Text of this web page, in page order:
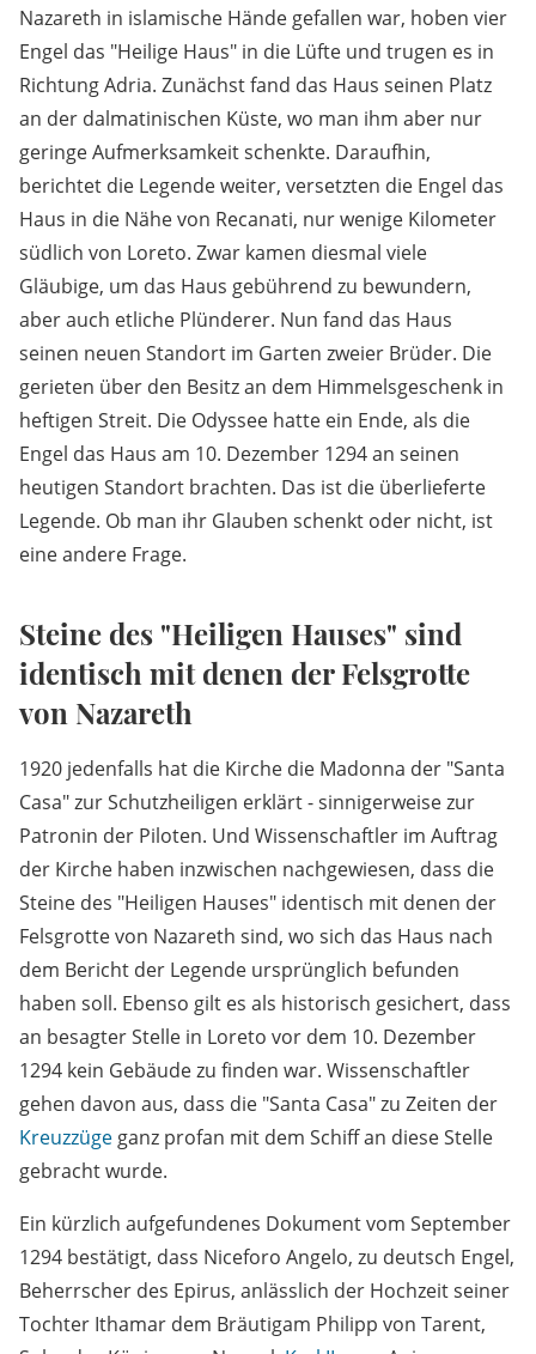
Nazareth in islamische Hände gefallen war, hoben vier
Engel das "Heilige Haus" in die Lüfte und trugen es in
Richtung Adria. Zunächst fand das Haus seinen Platz
an der dalmatinischen Küste, wo man ihm aber nur
geringe Aufmerksamkeit schenkte. Daraufhin,
berichtet die Legende weiter, versetzten die Engel das
Haus in die Nähe von Recanati, nur wenige Kilometer
südlich von Loreto. Zwar kamen diesmal viele
Gläubige, um das Haus gebührend zu bewundern,
aber auch etliche Plünderer. Nun fand das Haus
seinen neuen Standort im Garten zweier Brüder. Die
gerieten über den Besitz an dem Himmelsgeschenk in
heftigen Streit. Die Odyssee hatte ein Ende, als die
Engel das Haus am 10. Dezember 1294 an seinen
heutigen Standort brachten. Das ist die überlieferte
Legende. Ob man ihr Glauben schenkt oder nicht, ist
eine andere Frage.
Steine des "Heiligen Hauses" sind
identisch mit denen der Felsgrotte
von Nazareth
1920 jedenfalls hat die Kirche die Madonna der "Santa
Casa" zur Schutzheiligen erklärt - sinnigerweise zur
Patronin der Piloten. Und Wissenschaftler im Auftrag
der Kirche haben inzwischen nachgewiesen, dass die
Steine des "Heiligen Hauses" identisch mit denen der
Felsgrotte von Nazareth sind, wo sich das Haus nach
dem Bericht der Legende ursprünglich befunden
haben soll. Ebenso gilt es als historisch gesichert, dass
an besagter Stelle in Loreto vor dem 10. Dezember
1294 kein Gebäude zu finden war. Wissenschaftler
gehen davon aus, dass die "Santa Casa" zu Zeiten der
Kreuzzüge ganz profan mit dem Schiff an diese Stelle
gebracht wurde.
Ein kürzlich aufgefundenes Dokument vom September
1294 bestätigt, dass Niceforo Angelo, zu deutsch Engel,
Beherrscher des Epirus, anlässlich der Hochzeit seiner
Tochter Ithamar dem Bräutigam Philipp von Tarent,